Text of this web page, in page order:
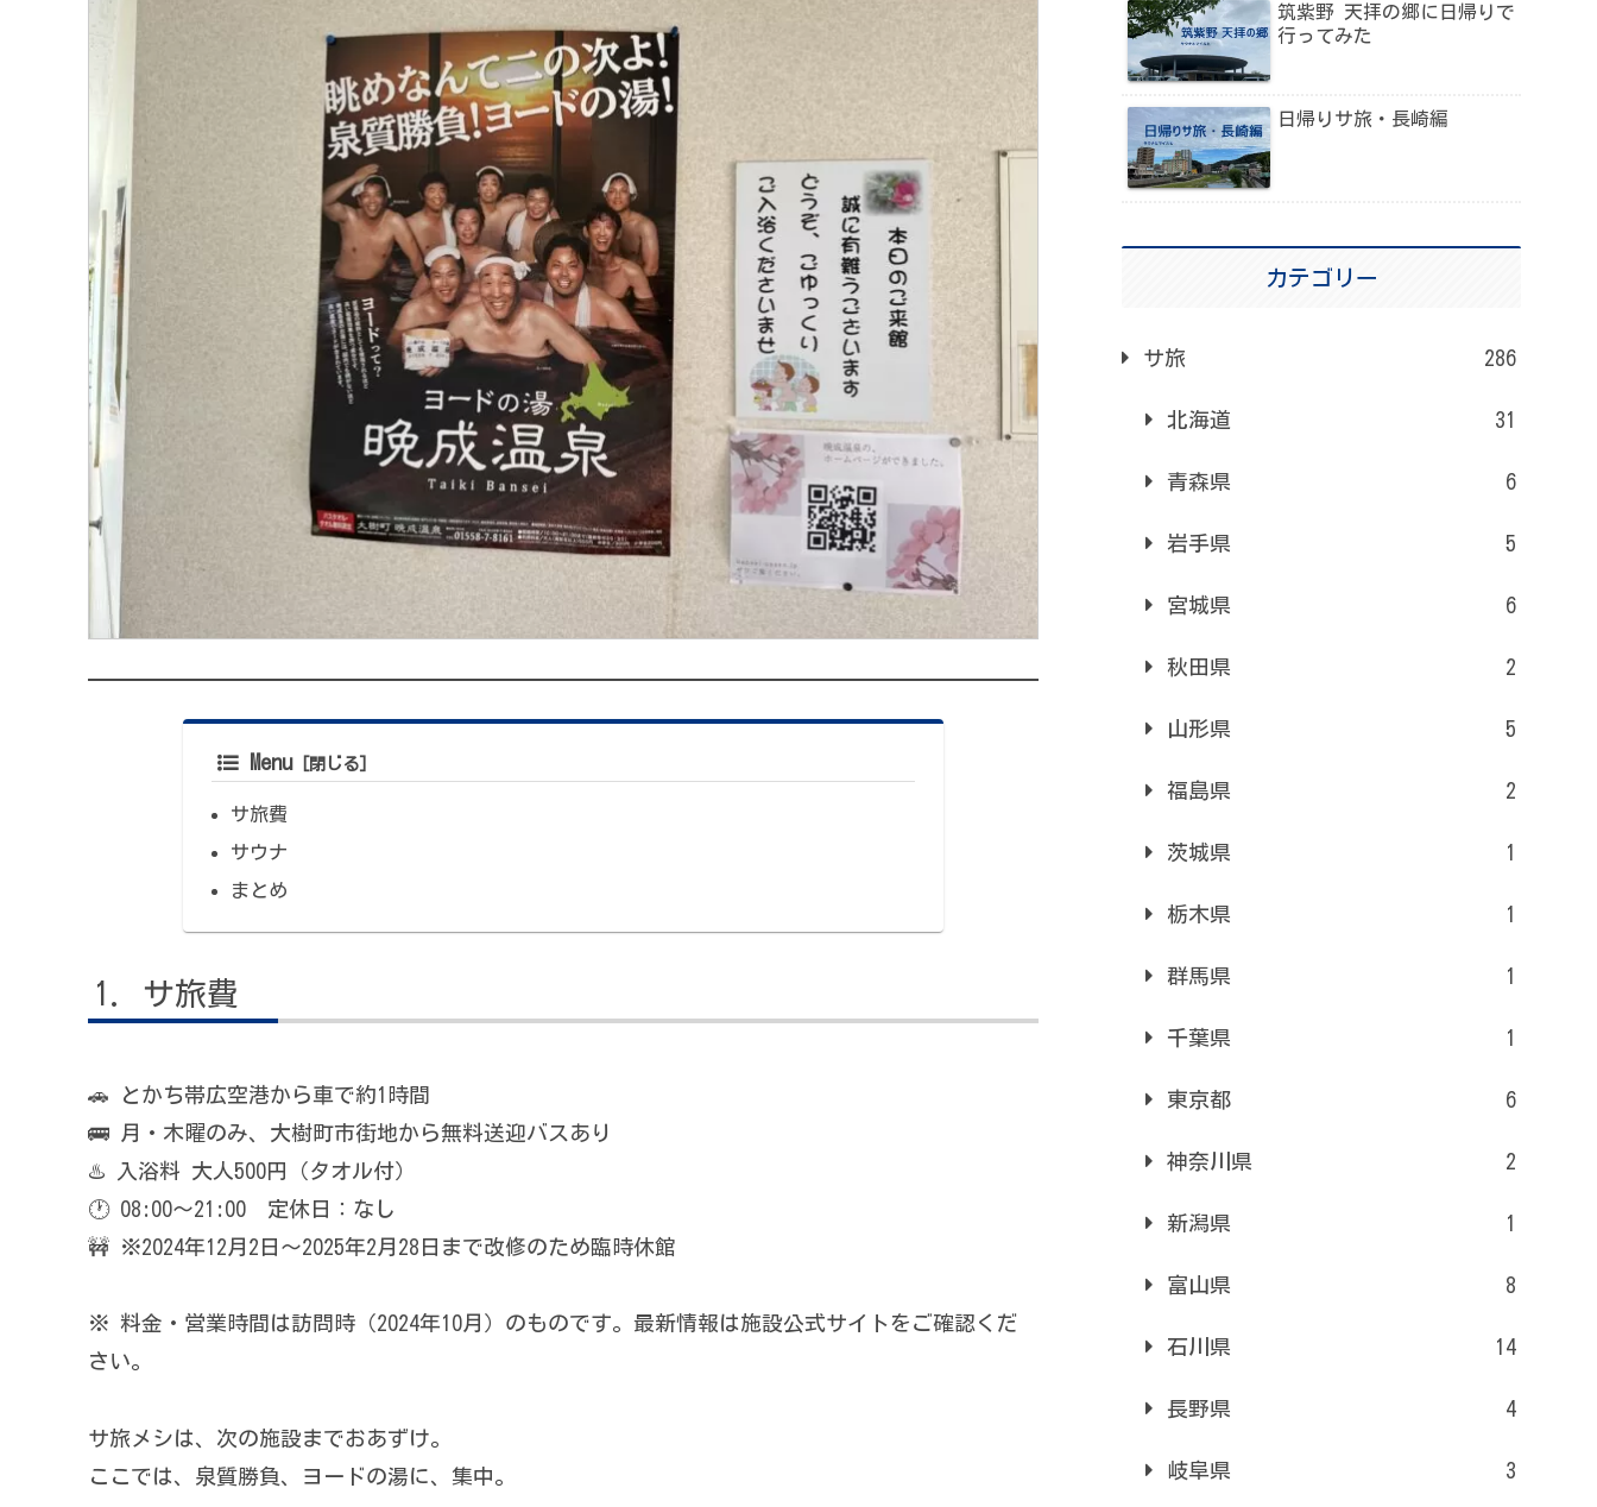
Menu
サ旅費
サウナ
まとめ
サ旅費
🚗 とかち帯広空港から車で約1時間
🚌 月・木曜のみ、大樹町市街地から無料送迎バスあり
♨️ 入浴料 大人500円（タオル付）
🕐 08:00〜21:00 定休日：なし
🚧 ※2024年12月2日〜2025年2月28日まで改修のため臨時休館
※ 料金・営業時間は訪問時（2024年10月）のものです。最新情報は施設公式サイトをご確認くだ
さい。
サ旅メシは、次の施設までおあずけ。
ここでは、泉質勝負、ヨードの湯に、集中。
筑紫野 天拝の郷に日帰りで
行ってみた
日帰りサ旅・長崎編
カテゴリー
サ旅 286
北海道 31
青森県 6
岩手県 5
宮城県 6
秋田県 2
山形県 5
福島県 2
茨城県 1
栃木県 1
群馬県 1
千葉県 1
東京都 6
神奈川県 2
新潟県 1
富山県 8
石川県 14
長野県 4
岐阜県 3